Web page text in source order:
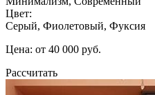
Цвет:
Серый, Фиолетовый, Фуксия
Цена: от 40 000 руб.
Рассчитать